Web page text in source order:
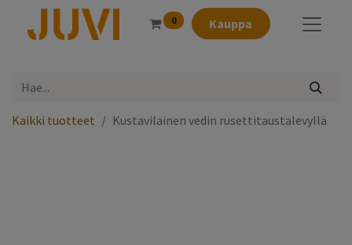
0 Kauppa
Kaikki tuotteet Kustavilainen vedin rusettitaustalevyllä